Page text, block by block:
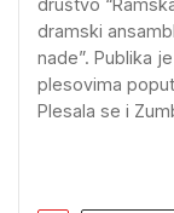
društvo
dramski
nade”. Publika
plesovima
Plesala se i